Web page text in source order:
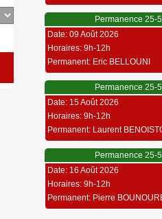
Permanence 25-
Date: 09 Août 2026
Horaires: 9h-12h
Permanent: Eric BELLOUNI
Permanence 25-
Date: 15 Août 2026
Horaires: 9h-12h
Permanent: Laurent
Permanence 25-
Date: 16 Août 2026
Horaires: 9h-12h
Permanent: Pierre